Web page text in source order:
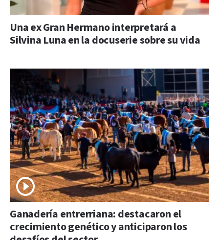
Una ex Gran Hermano interpretará a
Silvina Luna en la docuserie sobre su vida
Ganadería entrerriana: destacaron el
crecimiento genético y anticiparon los